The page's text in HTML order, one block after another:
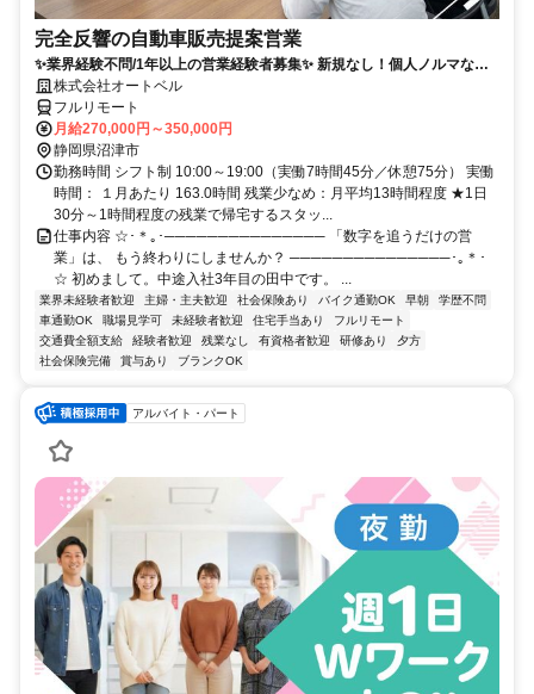
完全反響の自動車販売提案営業
✨業界経験不問/1年以上の営業経験者募集✨ 新規なし！個人ノルマな
し！残業も少なめでプライベートとの両立◎
株式会社オートベル
フルリモート
月給270,000円～350,000円
静岡県沼津市
勤務時間 シフト制 10:00～19:00（実働7時間45分／休憩75分） 実働
時間： １月あたり 163.0時間 残業少なめ：月平均13時間程度 ★1日
30分～1時間程度の残業で帰宅するスタッ...
仕事内容 ☆･＊｡･─────────────── 「数字を追うだけの営
業」は、 もう終わりにしませんか？ ───────────────･｡＊･
☆ 初めまして。中途入社3年目の田中です。 ...
業界未経験者歓迎 主婦・主夫歓迎 社会保険あり バイク通勤OK 早朝
学歴不問
車通勤OK
職場見学可 未経験者歓迎 住宅手当あり
フルリモート
交通費全額支給
経験者歓迎 残業なし 有資格者歓迎 研修あり
夕方
社会保険完備
賞与あり ブランクOK
アルバイト・パート